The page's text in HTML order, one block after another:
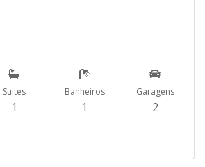
Suites
1
Banheiros
1
Garagens
2